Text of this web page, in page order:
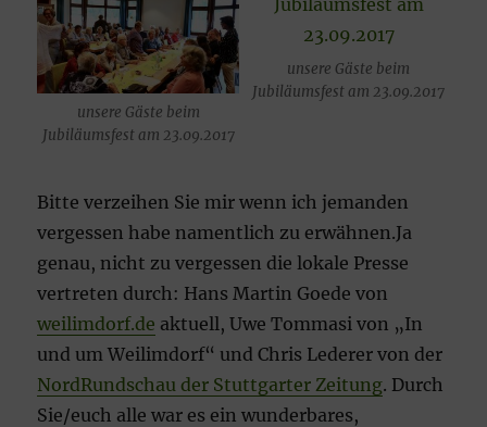
unsere Gäste beim
Jubiläumsfest am 23.09.2017
unsere Gäste beim
Jubiläumsfest am 23.09.2017
Bitte verzeihen Sie mir wenn ich jemanden
vergessen habe namentlich zu erwähnen.Ja
genau, nicht zu vergessen die lokale Presse
vertreten durch: Hans Martin Goede von
weilimdorf.de aktuell, Uwe Tommasi von „In
und um Weilimdorf“ und Chris Lederer von der
NordRundschau der Stuttgarter Zeitung. Durch
Sie/euch alle war es ein wunderbares,